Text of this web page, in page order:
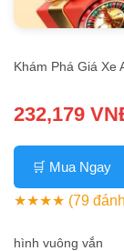
Khám Phá Giá Xe
232,179
🛒 Mua Ngay
★★★★ (79
hình vuông vắn